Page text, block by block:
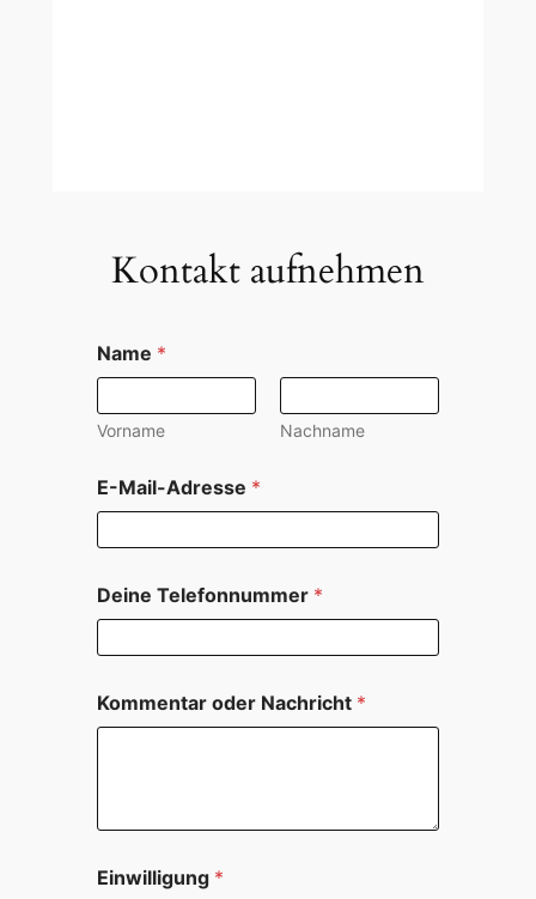
Kontakt aufnehmen
Name *
Vorname Nachname
E-Mail-Adresse *
o
m
n
t
a
e
D
Deine Telefonnummer *
Kommentar oder Nachricht *
Einwilligung *